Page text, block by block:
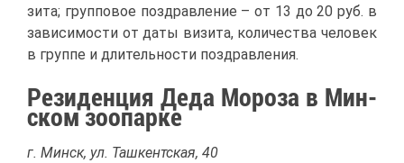
зи­та; груп­по­вое по­здрав­ле­ние – от 13 до 20 руб. в
за­ви­си­мо­сти от да­ты ви­зи­та, ко­ли­че­ства че­ло­век
в груп­пе и дли­тель­но­сти по­здрав­ле­ния.
Ре­зи­ден­ция Де­да Мо­ро­за в Мин­
ском зоо­пар­ке
г. Минск, ул. Таш­кент­ская, 40